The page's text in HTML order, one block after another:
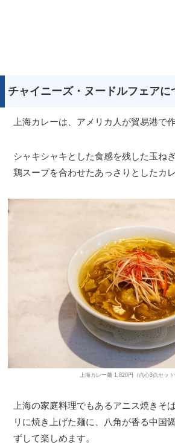
チャイニーズ・ヌードルフェアに
上海カレーは、アメリカ人が貿易港で
シャキシャキとした食感を残した玉ね
鶏スープを合わせたあっさりとしたカ
上海カレー麺 1,820円（点心3点セット
上海の家庭料理でもあるアニス焼きそ
リに焼き上げた麺に、八角が香る中国
ずして楽しめます。